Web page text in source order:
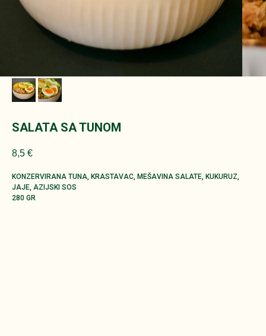
SALATA SA TUNOM
8,5 €
KONZERVIRANA TUNA, KRASTAVAC, MEŠAVINA SALATE, KUKURUZ,
JAJE, AZIJSKI SOS
280 GR